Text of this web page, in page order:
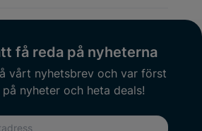
få reda på nyheterna
vårt nyhetsbrev och var först
nyheter och heta deals!